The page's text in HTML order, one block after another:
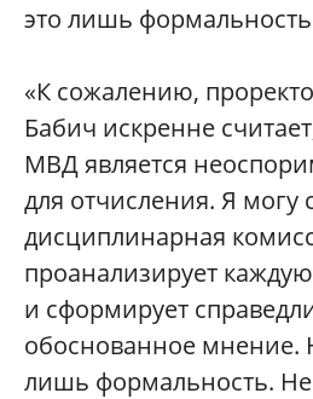
это лишь
«К сожалению,
Бабич искренне
МВД является
для отчисления. Я могу
дисциплинарная
проанализирует
и сформирует
обоснованное мнение.
лишь формальность. Не